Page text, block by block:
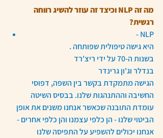
מה זה NLP וכיצד זה עוזר להשיג רווחה
רגשית?
- NLP
.היא גישה טיפולית שפותחה
בשנות ה-70 על ידי ריצ'רד
בנדלר וג'ון גרינדר
הגישה מתמקדת בקשר בין השפה, דפוסי
החשיבה וההתנהגות שלנו. בבסיס השיטה
עומדת התובנה שכאשר אנחנו משנים את אופן
הביטוי שלנו - הן כלפי עצמנו והן כלפי אחרים -
אנחנו יכולים להשפיע על התפיסה שלנו